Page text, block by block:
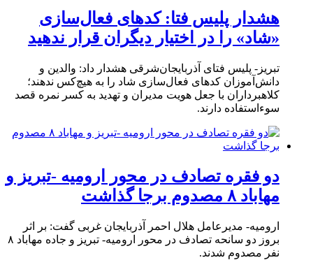
هشدار پلیس فتا: کدهای فعال‌سازی
«شاد» را در اختیار دیگران قرار ندهید
تبریز- پلیس فتای آذربایجان‌شرقی هشدار داد: والدین و
دانش‌آموزان کدهای فعال‌سازی شاد را به هیچ‌کس ندهند؛
کلاهبرداران با جعل هویت مدیران و تهدید به کسر نمره قصد
سوءاستفاده دارند.
دو فقره تصادف در محور ارومیه -تبریز و
مهاباد ۸ مصدوم برجا گذاشت
ارومیه- مدیرعامل هلال احمر آذربایجان غربی گفت: بر اثر
بروز دو سانحه تصادف در محور ارومیه- تبریز و جاده مهاباد ۸
نفر مصدوم شدند.